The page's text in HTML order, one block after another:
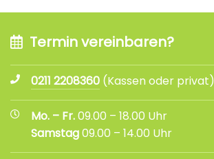
Termin vereinbaren?
0211 2208360 (Kassen oder privat)
Mo. – Fr.09.00 – 18.00 Uhr
Samstag09.00 – 14.00 Uhr